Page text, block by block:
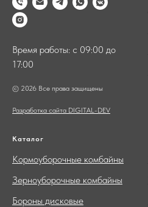
Время работы: с 09:00 до
17:00
© 2026 Все права защищены
Разработка сайта DIGITAL-DEV
Каталог
Кормоуборочные комбайны
Зерноуборочные комбайны
Бороны дисковые